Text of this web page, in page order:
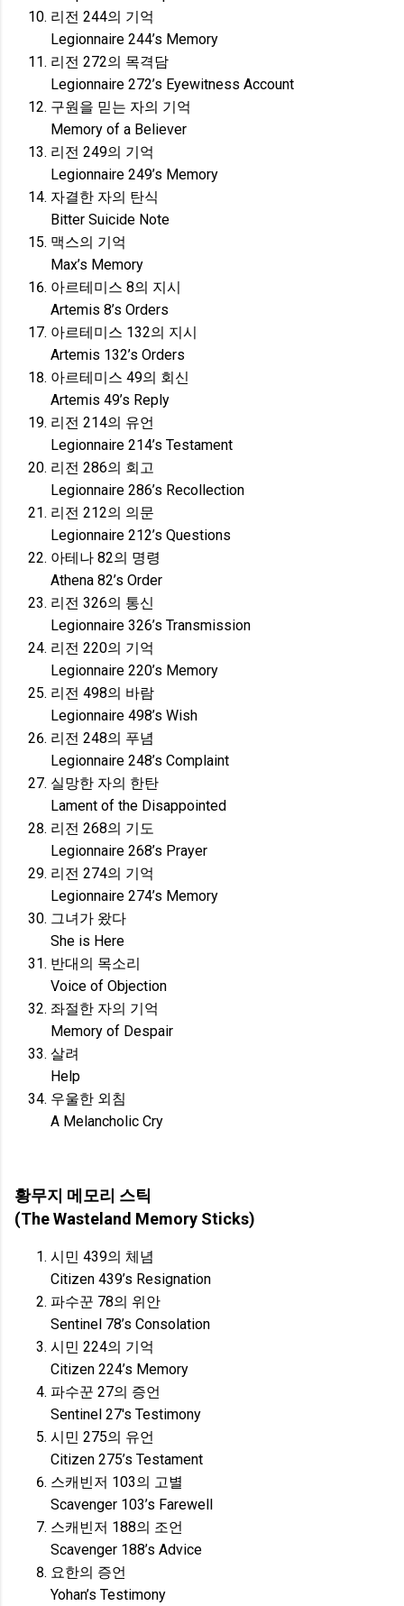
리전 244의 기억
Legionnaire 244’s Memory
리전 272의 목격담
Legionnaire 272’s Eyewitness Account
구원을 믿는 자의 기억
Memory of a Believer
리전 249의 기억
Legionnaire 249’s Memory
자결한 자의 탄식
Bitter Suicide Note
맥스의 기억
Max’s Memory
아르테미스 8의 지시
Artemis 8’s Orders
아르테미스 132의 지시
Artemis 132’s Orders
아르테미스 49의 회신
Artemis 49’s Reply
리전 214의 유언
Legionnaire 214’s Testament
리전 286의 회고
Legionnaire 286’s Recollection
리전 212의 의문
Legionnaire 212’s Questions
아테나 82의 명령
Athena 82’s Order
리전 326의 통신
Legionnaire 326’s Transmission
리전 220의 기억
Legionnaire 220’s Memory
리전 498의 바람
Legionnaire 498’s Wish
리전 248의 푸념
Legionnaire 248’s Complaint
실망한 자의 한탄
Lament of the Disappointed
리전 268의 기도
Legionnaire 268’s Prayer
리전 274의 기억
Legionnaire 274’s Memory
그녀가 왔다
She is Here
반대의 목소리
Voice of Objection
좌절한 자의 기억
Memory of Despair
살려
Help
우울한 외침
A Melancholic Cry
황무지 메모리 스틱
(The Wasteland Memory Sticks)
시민 439의 체념
Citizen 439’s Resignation
파수꾼 78의 위안
Sentinel 78’s Consolation
시민 224의 기억
Citizen 224’s Memory
파수꾼 27의 증언
Sentinel 27's Testimony
시민 275의 유언
Citizen 275’s Testament
스캐빈저 103의 고별
Scavenger 103’s Farewell
스캐빈저 188의 조언
Scavenger 188’s Advice
요한의 증언
Yohan’s Testimony